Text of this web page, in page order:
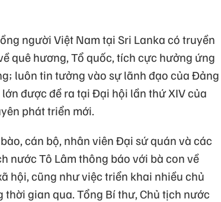
người Việt Nam tại Sri Lanka có truyền
quê hương, Tổ quốc, tích cực hưởng ứng
luôn tin tưởng vào sự lãnh đạo của Đảng
được đề ra tại Đại hội lần thứ XIV của
phát triển mới.
cán bộ, nhân viên Đại sứ quán và các
nước Tô Lâm thông báo với bà con về
hội, cũng như việc triển khai nhiều chủ
gian qua. Tổng Bí thư, Chủ tịch nước